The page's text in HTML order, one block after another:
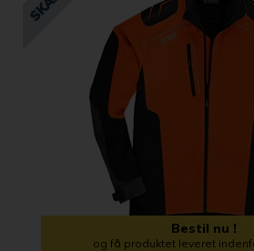
Bestil nu !
og få produktet leveret